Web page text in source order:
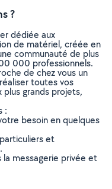
?
dédiée aux
de matériel, créée en
communauté de plus
000 professionnels.
de chez vous un
toutes vos
grands projets,
:
besoin en quelques
et
la messagerie privée et